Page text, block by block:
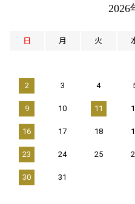
2026
日 月 火
2 3 4
9 10 11
16 17 18
23 24 25
30 31